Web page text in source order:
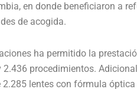
en donde beneficiaron a
de acogida.
ha permitido la
procedimientos.
lentes con fórmula